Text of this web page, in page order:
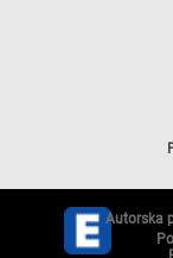
Autorska